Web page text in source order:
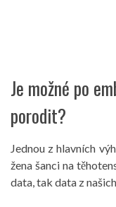
Je možné po
porodit?
Jednou z hlavních
žena šanci na
data, tak data z